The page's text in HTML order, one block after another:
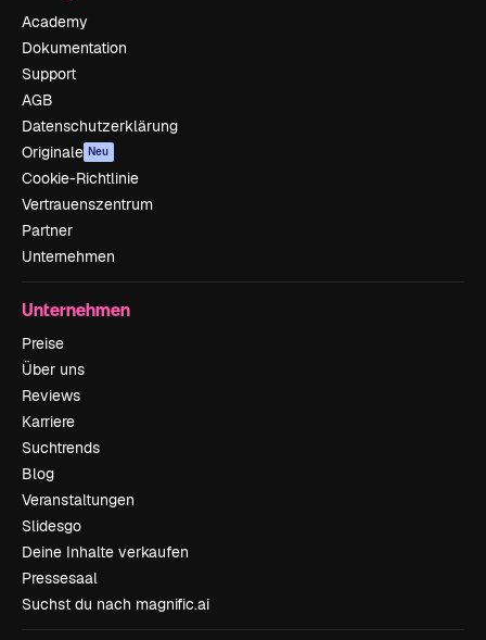
Academy
Dokumentation
Support
AGB
Datenschutzerklärung
Originale Neu
Cookie-Richtlinie
Vertrauenszentrum
Partner
Unternehmen
Unternehmen
Preise
Über uns
Reviews
Karriere
Suchtrends
Blog
Veranstaltungen
Slidesgo
Deine Inhalte verkaufen
Pressesaal
Suchst du nach magnific.ai